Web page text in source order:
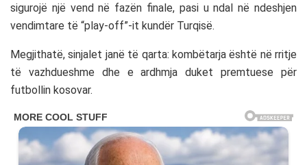
sigurojë një vend në fazën finale, pasi u ndal në ndeshjen
vendimtare të “play-off”-it kundër Turqisë.
Megjithatë, sinjalet janë të qarta: kombëtarja është në rritje
të vazhdueshme dhe e ardhmja duket premtuese për
futbollin kosovar.